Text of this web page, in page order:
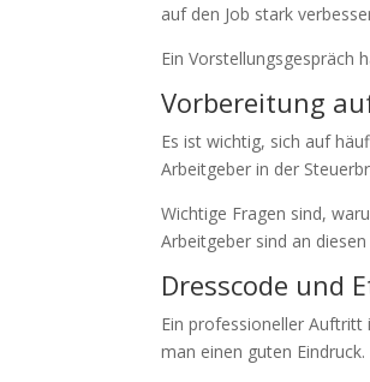
auf den Job stark
Ein Vorstellungsgespräch
Vorbereitung
Es ist wichtig, sich auf
Arbeitgeber in der
Wichtige Fragen sind,
Arbeitgeber sind an
Dresscode und
Ein professioneller
man einen guten Eindruck.